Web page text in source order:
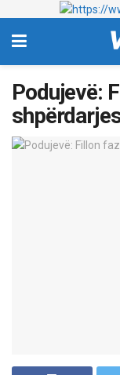
Podujevë: